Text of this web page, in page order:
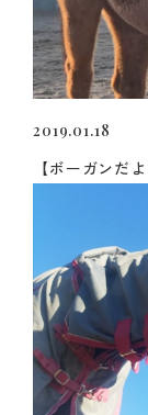
2019.01.18
【ボーガンだ